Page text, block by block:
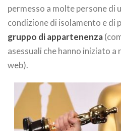
permesso a molte persone di
condizione di isolamento e di
gruppo di appartenenza
asessuali che hanno iniziato
web).